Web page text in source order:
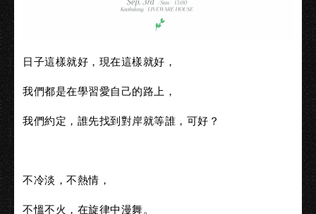
日子這樣就好，現在這樣就好，
我們都是在學習愛自己的路上，
我們約定，誰先找到對岸就等誰，可好？
不冷淡，不熱情，
不慍不火，在旋律中漫舞。